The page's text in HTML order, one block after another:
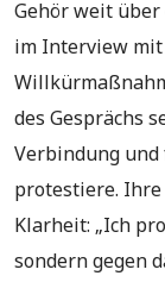
Gehör weit über
im Interview mit
des Gesprächs
Verbindung und
protestiere.
Klarheit: „Ich
sondern gegen